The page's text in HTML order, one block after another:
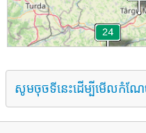
សូមចុចទីនេះដើម្បីមើលកំណ